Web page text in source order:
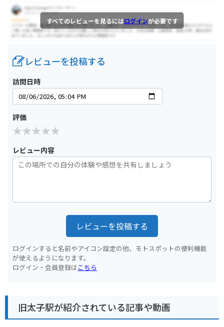
すべてのレビューを見るにはログインが必要です
レビューを投稿する
訪問日時
評価
レビュー内容
レビューを投稿する
ログインすると名前やアイコン設定の他、モトスポットの便利機能
が使えるようになります。
ログイン・会員登録はこちら
旧太子駅が紹介されている記事や動画